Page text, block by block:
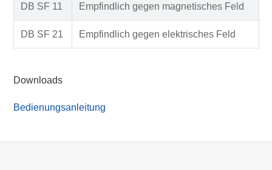
DB SF 11 Empfindlich gegen magnetisches Feld
DB SF 21 Empfindlich gegen elektrisches Feld
Downloads
Bedienungsanleitung